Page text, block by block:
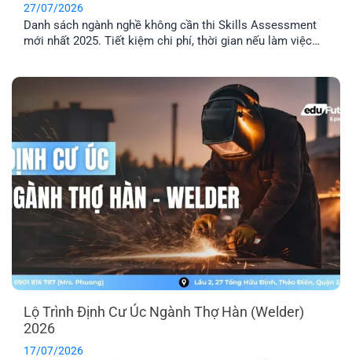
27/07/2026
Danh sách ngành nghề không cần thi Skills Assessment
mới nhất 2025. Tiết kiệm chi phí, thời gian nếu làm việc
Lộ Trình Định Cư Úc Ngành Thợ Hàn (Welder)
2026
17/07/2026